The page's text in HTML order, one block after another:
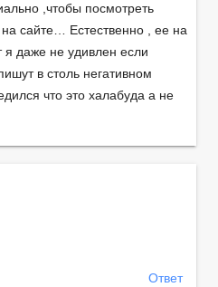
,чтобы посмотреть
сайте… Естественно , ее на
даже не удивлен если
в столь негативном
что это халабуда а не
Ответ